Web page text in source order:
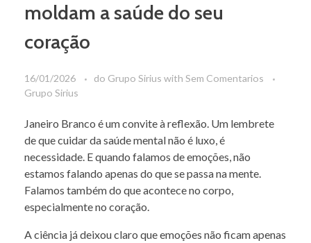
moldam a saúde do seu
coração
16/01/2026 do Grupo Sirius with Sem Comentarios
Grupo Sirius
Janeiro Branco é um convite à reflexão. Um lembrete
de que cuidar da saúde mental não é luxo, é
necessidade. E quando falamos de emoções, não
estamos falando apenas do que se passa na mente.
Falamos também do que acontece no corpo,
especialmente no coração.
A ciência já deixou claro que emoções não ficam apenas